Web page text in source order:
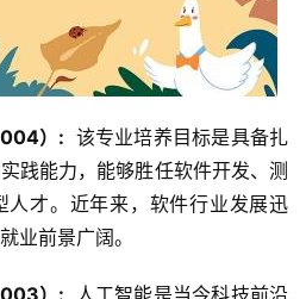
004）:
该专业培养目标是具备扎
践能力，能够胜任软件开发、测
人才。近年来，软件行业发展迅
业前景广阔。
003）:
人工智能是当今科技前沿